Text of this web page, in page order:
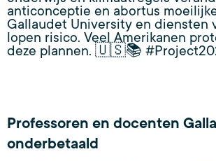
anticonceptie en abortus
Gallaudet University en diensten
lopen risico. Veel Amerikanen
deze plannen. 🇺🇸📚
Professoren en docenten
onderbetaald